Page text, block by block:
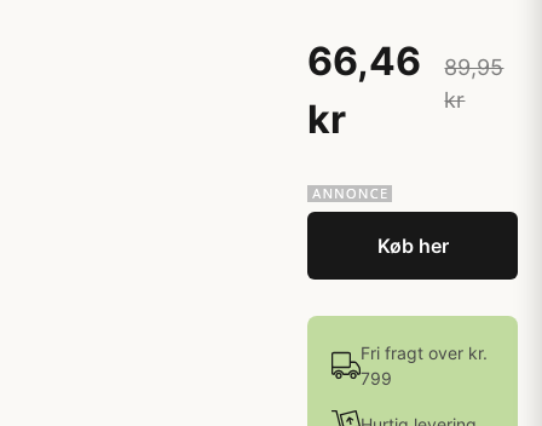
66,46
kr
89,95
kr
Køb her
Fri fragt over kr.
799